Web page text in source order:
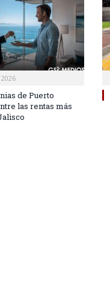
de Puerto
las rentas más